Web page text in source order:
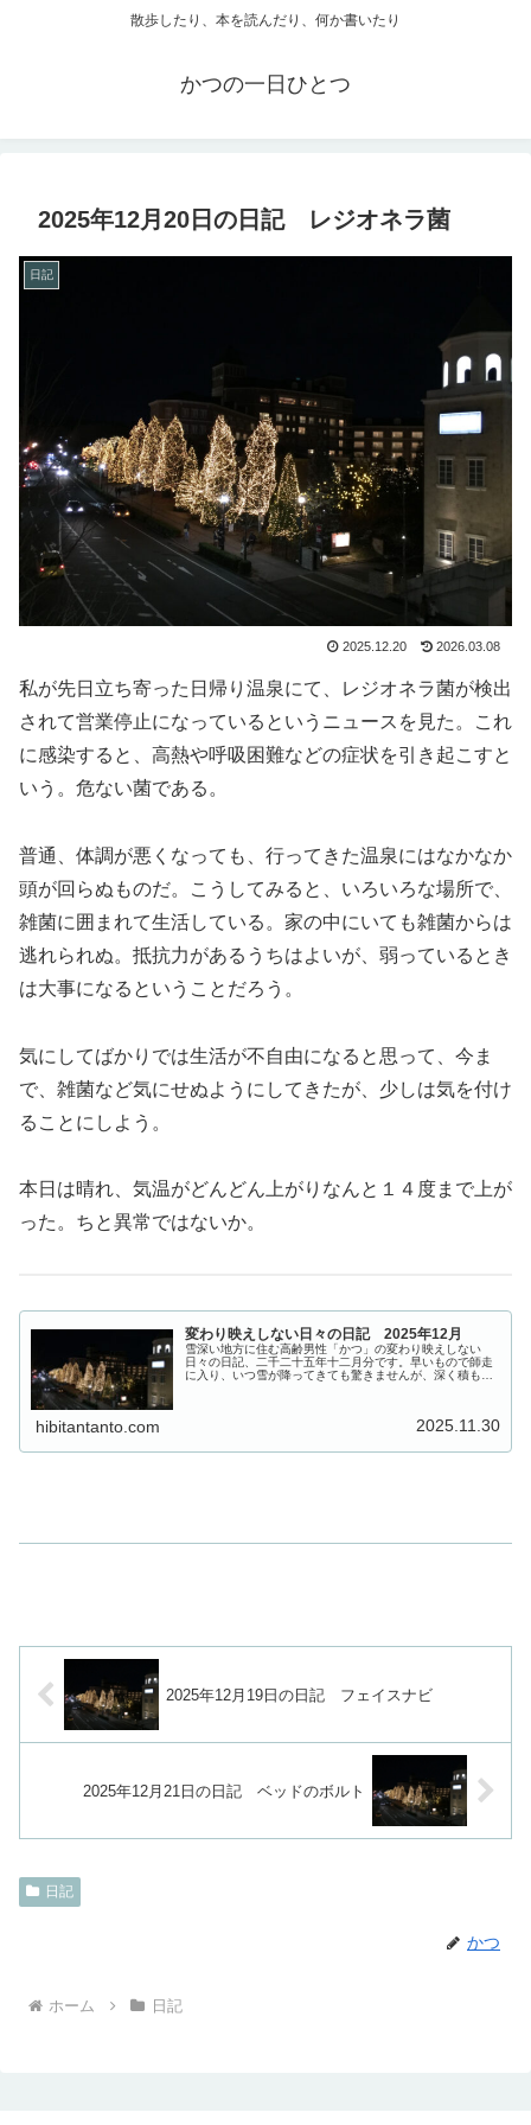
散歩したり、本を読んだり、何か書いたり
かつの一日ひとつ
2025年12月20日の日記 レジオネラ菌
日記
2025.12.20 2026.03.08
私が先日立ち寄った日帰り温泉にて、レジオネラ菌が検出
されて営業停止になっているというニュースを見た。これ
に感染すると、高熱や呼吸困難などの症状を引き起こすと
いう。危ない菌である。
普通、体調が悪くなっても、行ってきた温泉にはなかなか
頭が回らぬものだ。こうしてみると、いろいろな場所で、
雑菌に囲まれて生活している。家の中にいても雑菌からは
逃れられぬ。抵抗力があるうちはよいが、弱っているとき
は大事になるということだろう。
気にしてばかりでは生活が不自由になると思って、今ま
で、雑菌など気にせぬようにしてきたが、少しは気を付け
ることにしよう。
本日は晴れ、気温がどんどん上がりなんと１４度まで上が
った。ちと異常ではないか。
変わり映えしない日々の日記 2025年12月
雪深い地方に住む高齢男性「かつ」の変わり映えしない
日々の日記、二千二十五年十二月分です。早いもので師走
に入り、いつ雪が降ってきても驚きませんが、深く積もる
hibitantanto.com 2025.11.30
2025年12月19日の日記 フェイスナビ
2025年12月21日の日記 ベッドのボルト
日記
かつ
ホーム 日記